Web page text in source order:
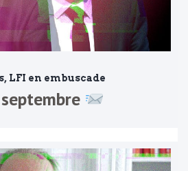
LFI en embuscade